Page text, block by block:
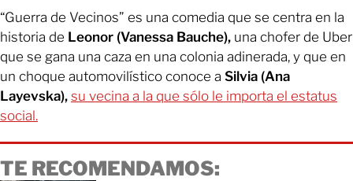
“Guerra de Vecinos” es una comedia que se centra en la
historia de Leonor (Vanessa Bauche), una chofer de Uber
que se gana una caza en una colonia adinerada, y que en
un choque automovilístico conoce a Silvia (Ana
Layevska), su vecina a la que sólo le importa el estatus
social.
TE RECOMENDAMOS: